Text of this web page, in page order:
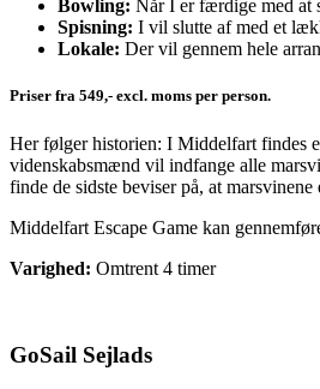
Bowling: Når I er færdige med at
Spisning: I vil slutte af med et
Lokale: Der vil gennem hele
Priser fra 549,- excl. moms per person.
Her følger historien: I Middelfart findes
videnskabsmænd vil indfange alle
finde de sidste beviser på, at marsvinene
Middelfart Escape Game kan
Varighed: Omtrent 4 timer
GoSail Sejlads